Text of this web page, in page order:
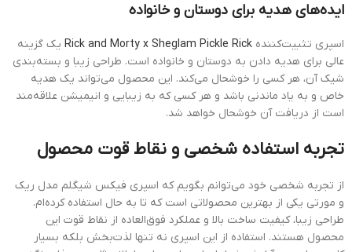
ایده‌های هدیه برای دوستان و خانواده
اسپری تثبیت‌کننده Rick and Morty x Sheglam Pickle Rick یک گزینه
عالی برای هدیه دادن به دوستان و خانواده است. طراحی زیبا و بسته‌بندی
شیک آن، هر کسی را خوشحال می‌کند. این محصول می‌تواند یک هدیه
خاص و به یاد ماندنی باشد و هر کسی که به زیبایی و انیمیشن علاقه‌مند
است از دریافت آن خوشحال خواهد شد.
تجربه استفاده شخصی و نقاط قوت محصول
از تجربه شخصی خود می‌توانم بگویم که اسپری فیکس شیگلم مدل ریک
و مورتی یکی از بهترین محصولاتی است که تا به حال استفاده کرده‌ام.
طراحی زیبا، کیفیت ساخت بالا و عملکرد فوق‌العاده از نقاط قوت این
محصول هستند. استفاده از این اسپری نه تنها لذت‌بخش بلکه بسیار